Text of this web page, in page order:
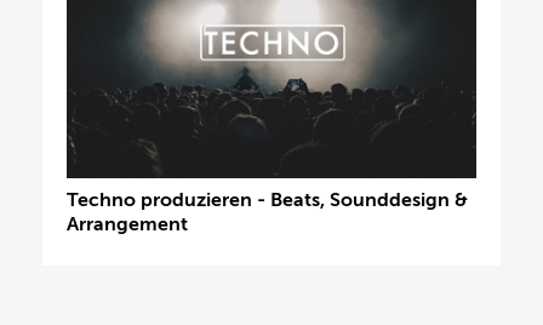
Techno produzieren - Beats, Sounddesign &
Arrangement